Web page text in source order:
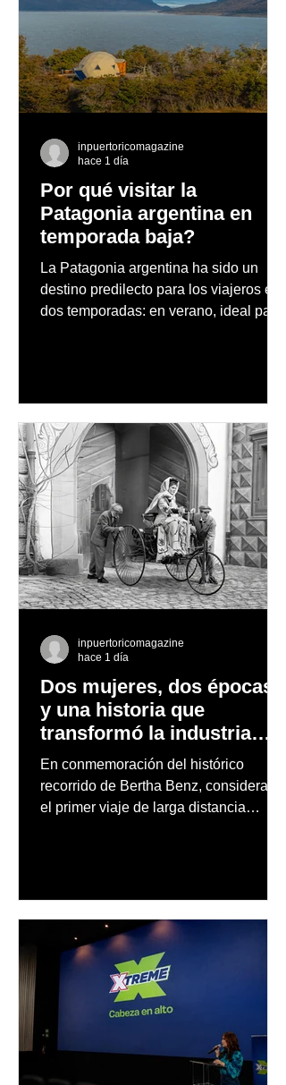
Las mentes creativas
detrás de una nueva
etapa en el mundo de
Star Wars
Por qué visitar la
Patagonia argentina en
temporada baja?
La Patagonia argentina ha sido un
destino predilecto para los viajeros en
dos temporadas: en verano, ideal para
nevados en las montañas
inpuertoricomagazine
hace 1 día
Dos mujeres, dos épocas
y una historia que
transformó la industria
automotriz
En conmemoración del histórico
recorrido de Bertha Benz, considerado
el primer viaje de larga distancia
inpuertoricomagazine
hace 1 día